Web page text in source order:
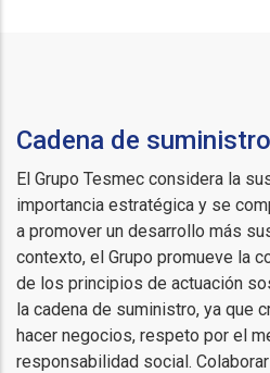
Cadena de suministro
El Grupo Tesmec considera la
importancia estratégica y se
a promover un desarrollo más
contexto, el Grupo promueve la
de los principios de actuación
la cadena de suministro, ya que
hacer negocios, respeto por el
responsabilidad social.